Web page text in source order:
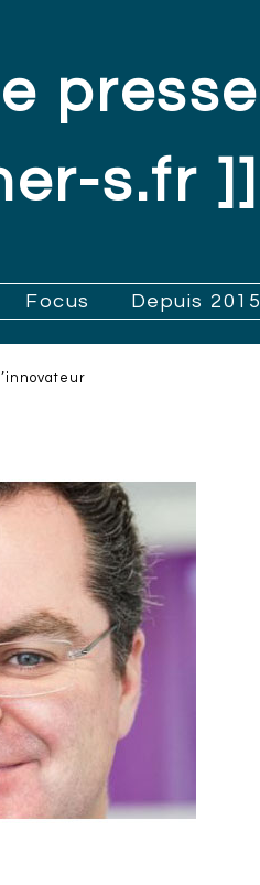
presse
s.fr ]]
Focus Depuis 2015